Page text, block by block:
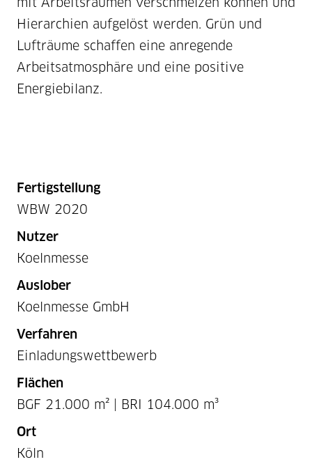
Hierarchien aufgelöst werden. Grün und
Lufträume schaffen eine anregende
Arbeitsatmosphäre und eine positive
Energiebilanz.
Fertigstellung
WBW 2020
Nutzer
Koelnmesse
Auslober
Koelnmesse GmbH
Verfahren
Einladungswettbewerb
Flächen
BGF 21.000 m² | BRI 104.000 m³
Ort
Köln